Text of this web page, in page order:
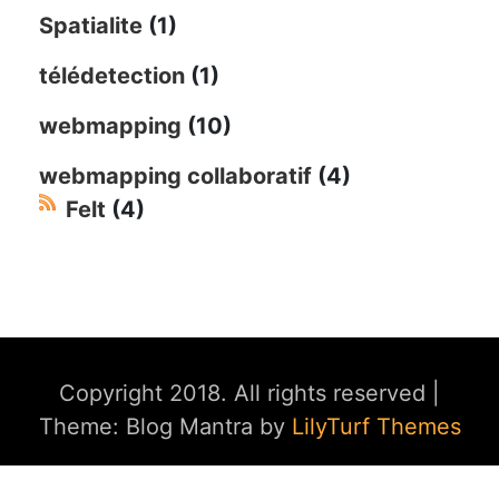
Spatialite (1)
télédetection (1)
webmapping (10)
webmapping collaboratif (4)
Felt (4)
Copyright 2018. All rights reserved
Theme: Blog Mantra by LilyTurf Themes